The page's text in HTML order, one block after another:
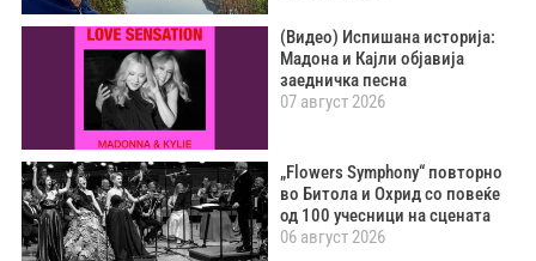
(Видео) Испишана историја:
Мадона и Кајли објавија
заедничка песна
07 август 2026
„Flowers Symphony“ повторно
во Битола и Охрид со повеќе
од 100 учесници на сцената
06 август 2026